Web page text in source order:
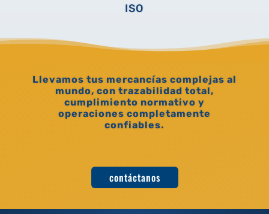
ISO
Llevamos tus mercancías complejas al
mundo, con trazabilidad total,
cumplimiento normativo y
operaciones completamente
confiables.
contáctanos